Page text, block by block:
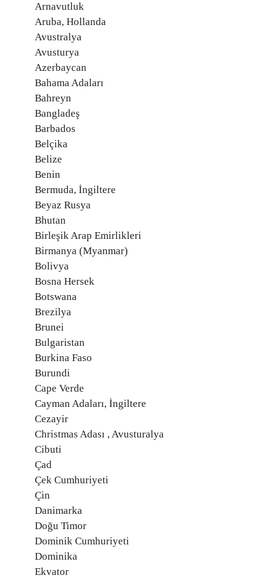
Arnavutluk
Aruba, Hollanda
Avustralya
Avusturya
Azerbaycan
Bahama Adaları
Bahreyn
Bangladeş
Barbados
Belçika
Belize
Benin
Bermuda, İngiltere
Beyaz Rusya
Bhutan
Birleşik Arap Emirlikleri
Birmanya (Myanmar)
Bolivya
Bosna Hersek
Botswana
Brezilya
Brunei
Bulgaristan
Burkina Faso
Burundi
Cape Verde
Cayman Adaları, İngiltere
Cezayir
Christmas Adası , Avusturalya
Cibuti
Çad
Çek Cumhuriyeti
Çin
Danimarka
Doğu Timor
Dominik Cumhuriyeti
Dominika
Ekvator